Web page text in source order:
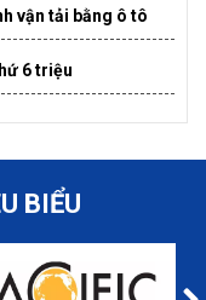
vận tải bằng ô tô
6 triệu
BIỂU